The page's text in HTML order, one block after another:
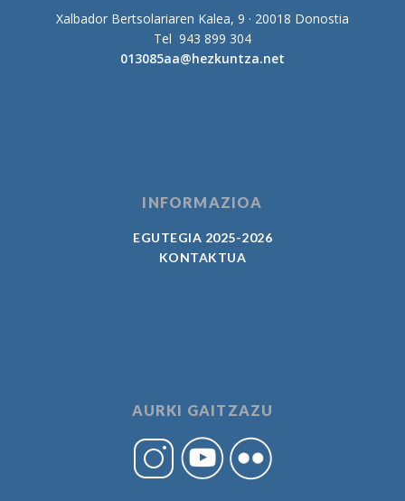
Xalbador Bertsolariaren Kalea, 9 · 20018 Donostia
Tel 943 899 304
013085aa@hezkuntza.net
INFORMAZIOA
EGUTEGIA 2025-2026
KONTAKTUA
AURKI GAITZAZU